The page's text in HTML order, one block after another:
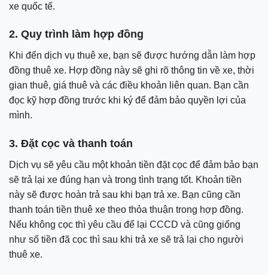
xe quốc tế.
2. Quy trình làm hợp đồng
Khi đến dịch vụ thuê xe, bạn sẽ được hướng dẫn làm hợp
đồng thuê xe. Hợp đồng này sẽ ghi rõ thông tin về xe, thời
gian thuê, giá thuê và các điều khoản liên quan. Bạn cần
đọc kỹ hợp đồng trước khi ký để đảm bảo quyền lợi của
mình.
3. Đặt cọc và thanh toán
Dịch vụ sẽ yêu cầu một khoản tiền đặt cọc để đảm bảo bạn
sẽ trả lại xe đúng hạn và trong tình trạng tốt. Khoản tiền
này sẽ được hoàn trả sau khi bạn trả xe. Bạn cũng cần
thanh toán tiền thuê xe theo thỏa thuận trong hợp đồng.
Nếu không cọc thì yêu cầu để lại CCCD và cũng giống
như số tiền đã cọc thì sau khi trả xe sẽ trả lại cho người
thuê xe.